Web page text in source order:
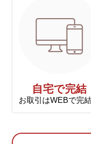
自宅で完結
お取引はWEBで完結